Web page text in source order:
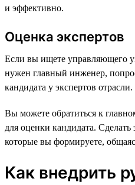
и эффективно.
Оценка экспертов
Если вы ищете управляющего
нужен главный инженер,
кандидата у экспертов отрасли.
Вы можете обратиться к
для оценки кандидата.
которые вы формируете,
Как внедрить